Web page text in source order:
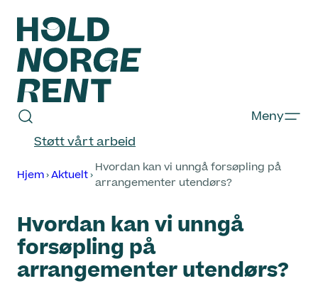
Hopp
innhold
Hold
Norge
Støtt vårt arbeid
Meny
Hjem Aktuelt
Hvordan kan vi unngå forsøpling på
arrangementer utendørs?
Hvordan kan vi unngå
forsøpling på
arrangementer utendørs?